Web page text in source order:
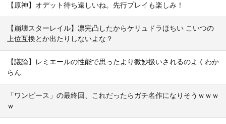
【原神】オデット待ち遠しいね。先行プレイも楽しみ！
【崩壊スターレイル】凛完凸したからケリュドラほちい こいつの
上位互換とか出たりしないよな？
【議論】レミエールの性能で思ったより微妙扱いされるのよくわか
らん
「ワンピース」の最終回、これだったらガチ名作になりそうｗｗｗ
ｗ